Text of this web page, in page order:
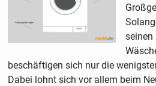
seinen
beschäftigen sich nur die
Dabei lohnt sich vor allem beim